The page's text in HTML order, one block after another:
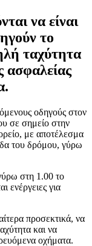
να είναι
το
ταχύτητα
ασφαλείας
οδηγούς στον
σε σημείο στην
με αποτέλεσμα
του δρόμου, γύρω
στη 1.00 το
ενέργειες για
προσεκτικά, να
και να
οχήματα.